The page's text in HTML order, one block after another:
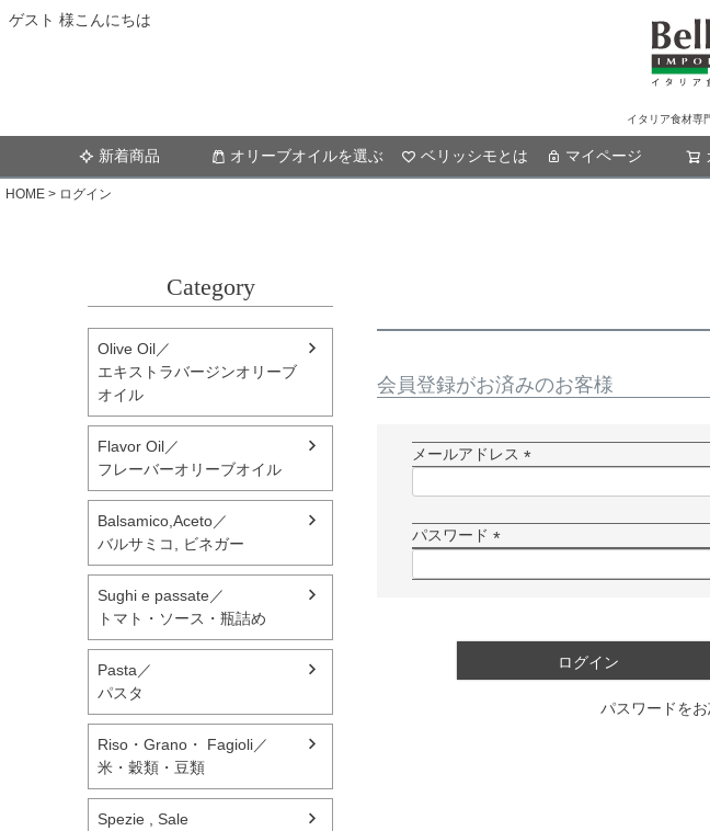
ゲスト 様こんにちは
イタリア食材
新着商品 オリーブオイルを選ぶ ベリッシモとは マイページ
HOME ログイン
Category
Olive Oil／
エキストラバージンオリーブ
オイル
Flavor Oil／
フレーバーオリーブオイル
Balsamico,Aceto／
バルサミコ, ビネガー
Sughi e passate／
トマト・ソース・瓶詰め
Pasta／
パスタ
Riso・Grano・ Fagioli／
米・穀類・豆類
Spezie , Sale
会員登録がお済みのお客様
メールアドレス
須
)
パスワード
必
ログイン
パスワードを